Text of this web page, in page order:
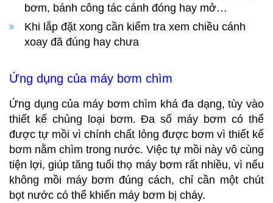
bơm, bánh công tác cánh đóng hay mở…
Khi lắp đặt xong cần kiểm tra xem chiều cánh
xoay đã đúng hay chưa
Ứng dụng của máy bơm chìm
Ứng dụng của máy bơm chìm khá đa dạng, tùy vào
thiết kế chủng loại bơm. Đa số máy bơm có thể
được tự mồi vì chính chất lỏng được bơm vì thiết kế
bơm nằm chìm trong nước. Việc tự mồi này vô cùng
tiện lợi, giúp tăng tuổi thọ máy bơm rất nhiều, vì nếu
không mồi máy bơm đúng cách, chỉ cần một chút
bọt nước có thể khiến máy bơm bị cháy.